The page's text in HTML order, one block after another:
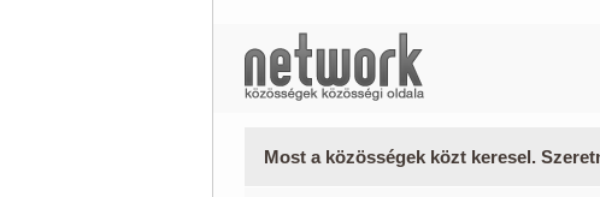
Most a közösségek közt keresel.